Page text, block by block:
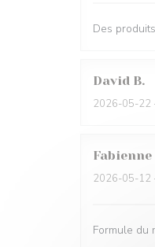
Des
David B
2026-05-22
Fabienne
2026-05-12
Formule du